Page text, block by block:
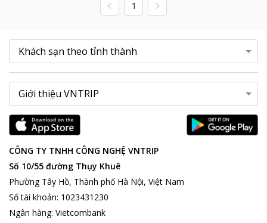
1
CÔNG TY TNHH CÔNG NGHỆ VNTRIP
Số 10/55 đường Thụy Khuê
Phường Tây Hồ, Thành phố Hà Nội, Việt Nam
Số tài khoản: 1023431230
Ngân hàng: Vietcombank